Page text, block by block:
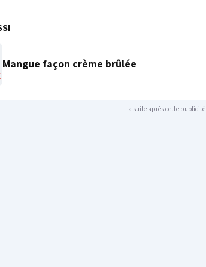
Mangue façon crème brûlée
La suite après cette publicité